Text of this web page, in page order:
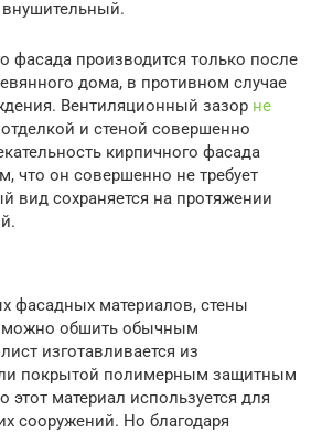
фасада производится только после
дома, в противном случае
Вентиляционный зазор не
и стеной совершенно
кирпичного фасада
что он совершенно не требует
вид сохраняется на протяжении
фасадных материалов, стены
можно обшить обычным
изготавливается из
покрытой полимерным защитным
материал используется для
сооружений. Но благодаря